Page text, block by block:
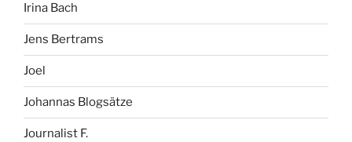
Irina Bach
Jens Bertrams
Joel
Johannas Blogsätze
Journalist F.